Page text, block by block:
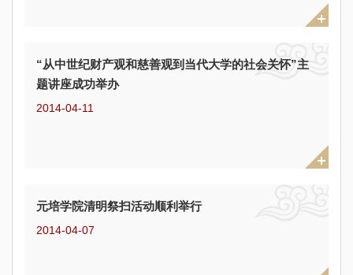
“从中世纪财产观和慈善观到当代大学的社会关怀”主
题讲座成功举办
2014-04-11
元培学院清明祭扫活动顺利举行
2014-04-07